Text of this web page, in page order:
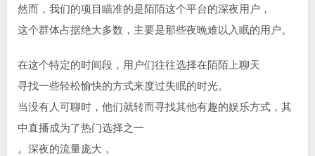
然而，我们的项目瞄准的是陌陌这个平台的深夜用户，
这个群体占据绝大多数，主要是那些夜晚难以入眠的用户。
在这个特定的时间段，用户们往往选择在陌陌上聊天
寻找一些轻松愉快的方式来度过失眠的时光。
当没有人可聊时，他们就转而寻找其他有趣的娱乐方式，其
中直播成为了热门选择之一
。深夜的流量庞大，